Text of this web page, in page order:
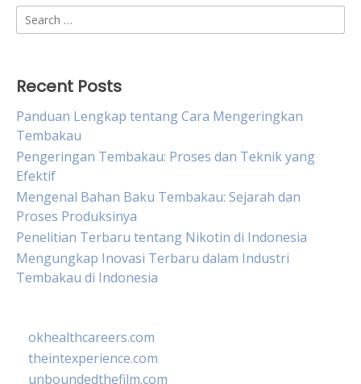
Search
for:
Recent Posts
Panduan Lengkap tentang Cara Mengeringkan
Tembakau
Pengeringan Tembakau: Proses dan Teknik yang
Efektif
Mengenal Bahan Baku Tembakau: Sejarah dan
Proses Produksinya
Penelitian Terbaru tentang Nikotin di Indonesia
Mengungkap Inovasi Terbaru dalam Industri
Tembakau di Indonesia
okhealthcareers.com
theintexperience.com
unboundedthefilm.com